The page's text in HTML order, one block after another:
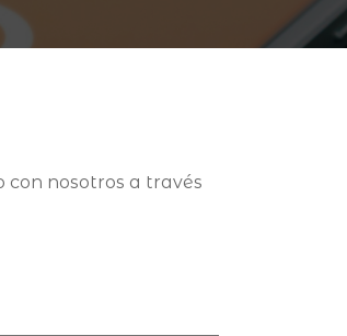
nosotros a través